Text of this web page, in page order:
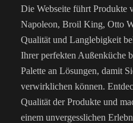
Die Webseite führt Produkte
Napoleon, Broil King, Otto
Qualität und Langlebigkeit
Ihrer perfekten Außenküche
Palette an Lösungen, damit
verwirklichen können.
Qualität der Produkte und
einem unvergesslichen